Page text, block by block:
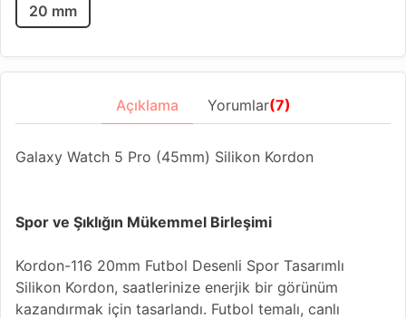
20 mm
Açıklama Yorumlar(7)
Galaxy Watch 5 Pro (45mm) Silikon Kordon
Spor ve Şıklığın Mükemmel Birleşimi
Kordon-116 20mm Futbol Desenli Spor Tasarımlı
Silikon Kordon, saatlerinize enerjik bir görünüm
kazandırmak için tasarlandı. Futbol temalı, canlı